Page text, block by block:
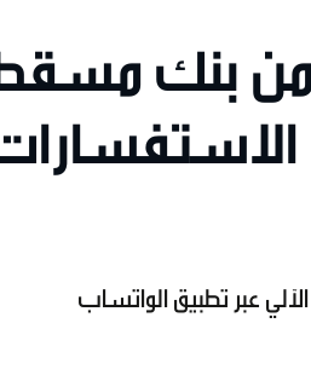
من بنك
عبر تطبيق الواتساب